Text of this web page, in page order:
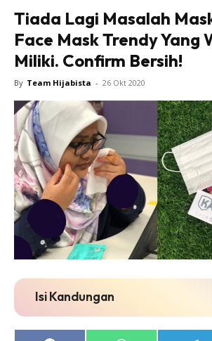
Tiada Lagi Masalah
Face Mask Trendy Yang
Miliki. Confirm Bersih!
By Team Hijabista - 26 Okt 2020
Isi Kandungan